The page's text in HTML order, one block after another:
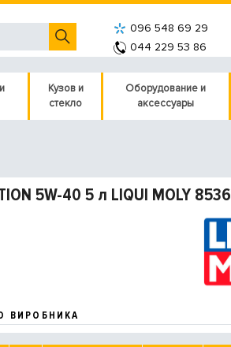
096 548 69 29
044 229 53 86
Кузов и
стекло
Оборудование и
аксессуары
5W-40 5 л LIQUI MOLY 8536
ВИРОБНИКА